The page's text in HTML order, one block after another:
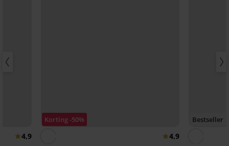
4,9
Korting -50%
4,9
Bestseller